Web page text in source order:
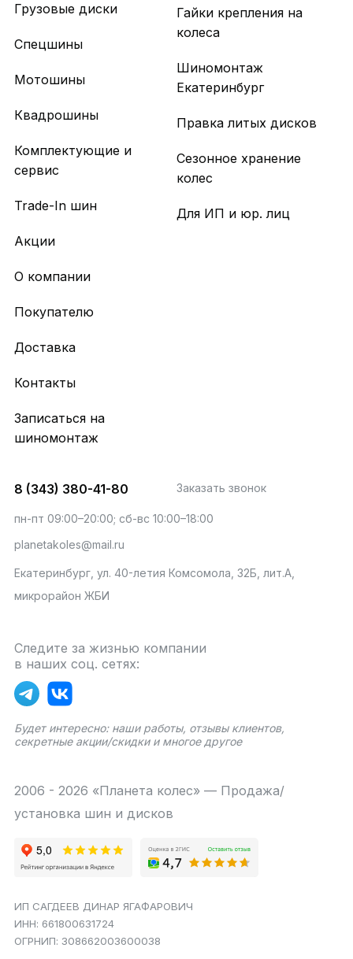
Грузовые диски
Спецшины
Мотошины
Квадрошины
Комплектующие и
сервис
Trade-In шин
Акции
Гайки крепления на
колеса
Шиномонтаж
Екатеринбург
Правка литых дисков
Сезонное хранение
колес
Для ИП и юр. лиц
О компании
Покупателю
Доставка
Контакты
Записаться на
шиномонтаж
8 (343) 380-41-80 Заказать звонок
пн-пт 09:00–20:00; сб-вс 10:00–18:00
planetakoles@mail.ru
Екатеринбург, ул. 40-летия Комсомола, 32Б, лит.А,
микрорайон ЖБИ
Следите за жизнью компании
в наших соц. сетях:
Будет интересно: наши работы, отзывы клиентов,
секретные акции/скидки и многое другое
2006 - 2026 «Планета колес» — Продажа/
установка шин и дисков
ИП САГДЕЕВ ДИНАР ЯГАФАРОВИЧ
ИНН: 661800631724
ОГРНИП: 308662003600038